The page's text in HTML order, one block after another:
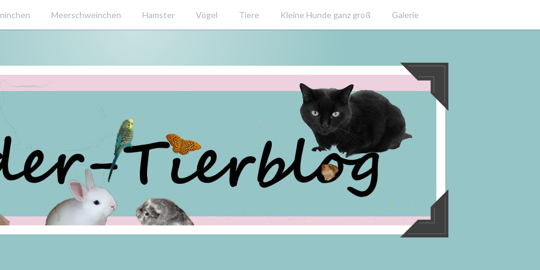
Meerschweinchen Hamster Vögel Tiere Kleine Hunde ganz groß Galerie